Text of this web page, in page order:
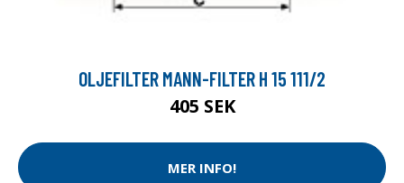
OLJEFILTER MANN-FILTER H 15 111/2
405 SEK
MER INFO!